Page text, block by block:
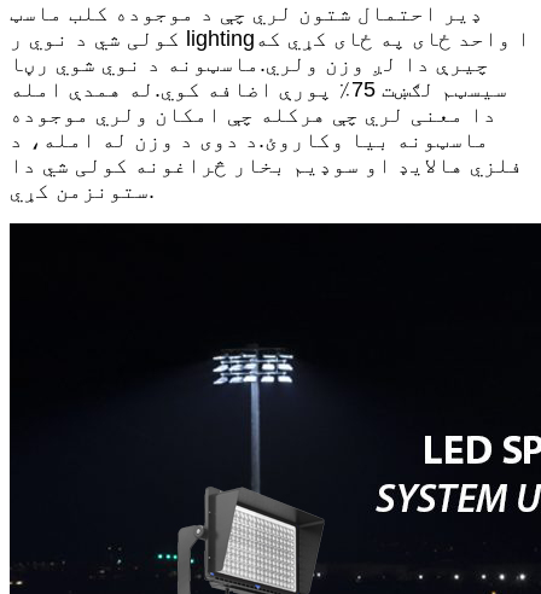
ډیر احتمال شتون لري چې د موجوده کلب ماسټ
کولی شي د نوي ر lightingا واحد ځای په ځای کړي که
چیرې دا لږ وزن ولري.ماسټونه د نوي شوي رڼا
سیسټم لګښت 75٪ پورې اضافه کوي.له همدې امله
دا معنی لري چې هرکله چې امکان ولري موجوده
ماسټونه بیا وکاروئ.د دوی د وزن له امله، د
فلزي هالایډ او سوډیم بخار څراغونه کولی شي دا
ستونزمن کړي.